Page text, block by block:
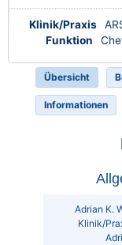
Klinik/Praxis
Funktion
Übersicht
Informationen
Adrian K.
Klinik/